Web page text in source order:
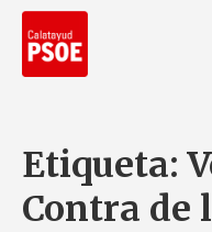
Etiqueta:
Contra de